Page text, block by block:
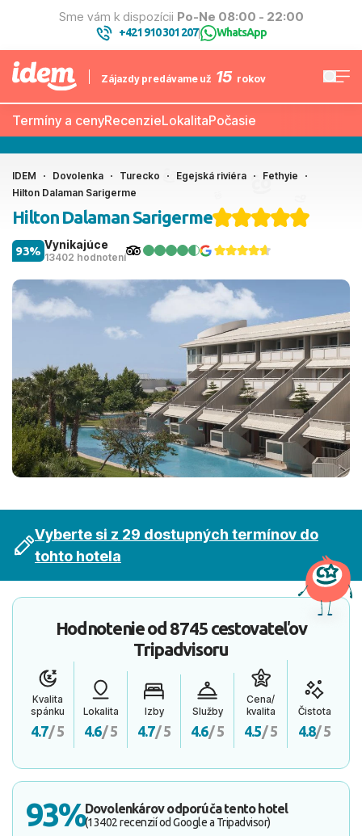
Sme vám k dispozícii Po-Ne 08:00 - 22:00
+421 910 301 207| WhatsApp
Zájazdy predávame už 15 rokov
Termíny a cenyRecenzieLokalitaPočasie
IDEM Dovolenka Turecko Egejská riviéra
Fethyie
Hilton Dalaman Sarigerme
Hilton Dalaman Sarigerme
Vynikajúce
13402 hodnotení
93%
Vyberte si z 29 dostupných termínov do
tohto hotela
Hodnotenie od 8745 cestovateľov
Tripadvisoru
Kvalita
spánku
4.7/ 5
Lokalita
4.6/ 5
Izby
4.7/ 5
Služby
4.6/ 5
Cena/
kvalita
4.5/ 5
Čistota
4.8/ 5
93%Dovolenkárov odporúča tento hotel
(13402 recenzií od Google a Tripadvisor)